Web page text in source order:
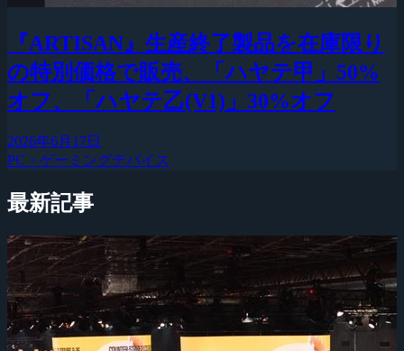
『ARTISAN』生産終了製品を在庫限り
の特別価格で販売、「ハヤテ甲」50%
オフ、「ハヤテ乙(V1)」30%オフ
2026年6月17日
PC・ゲーミングデバイス
最新記事